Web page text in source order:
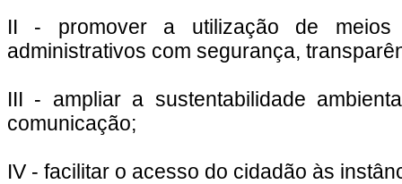
II - promover a utilização de meios
administrativos com segurança,
III - ampliar a sustentabilidade
comunicação;
IV - facilitar o acesso do cidadão às